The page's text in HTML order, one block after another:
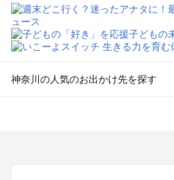
神奈川の人気のお出かけ先を探す